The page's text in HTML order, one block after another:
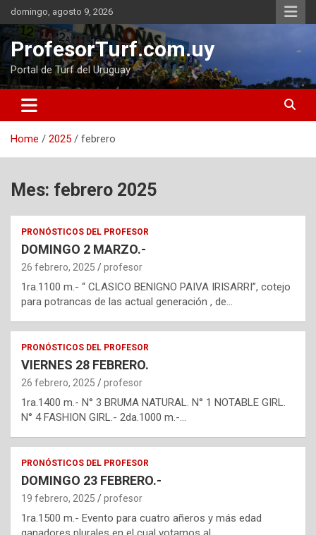
Skip
to
content
domingo, agosto 9, 2026
ProfesorTurf.com.uy
Portal de Turf del Uruguay
Home 2025 febrero
Mes: febrero 2025
PRONÓSTICOS DEL PROFESOR
DOMINGO 2 MARZO.-
26 febrero, 2025 profesor
1ra.1100 m.- “ CLASICO BENIGNO PAIVA IRISARRI”, cotejo
para potrancas de las actual generación , de…
PRONÓSTICOS DEL PROFESOR
VIERNES 28 FEBRERO.
26 febrero, 2025 profesor
1ra.1400 m.- N° 3 BRUMA NATURAL. N° 1 NOTABLE GIRL.
N° 4 FASHION GIRL.- 2da.1000 m.-…
PRONÓSTICOS DEL PROFESOR
DOMINGO 23 FEBRERO.-
19 febrero, 2025 profesor
1ra.1500 m.- Evento para cuatro añeros y más edad